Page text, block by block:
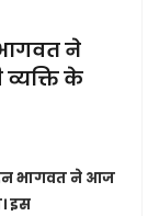
ने
के
भागवत ने आज
इस